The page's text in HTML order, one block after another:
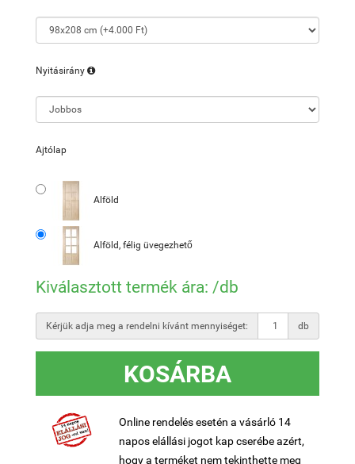
Nyitásirány
Ajtólap
Alföld
Alföld, félig üvegezhető
Kiválasztott termék ára: /db
Kérjük adja meg a rendelni kívánt mennyiséget: db
KOSÁRBA
Online rendelés esetén a vásárló 14
napos elállási jogot kap cserébe azért,
hogy a terméket nem tekinthette meg